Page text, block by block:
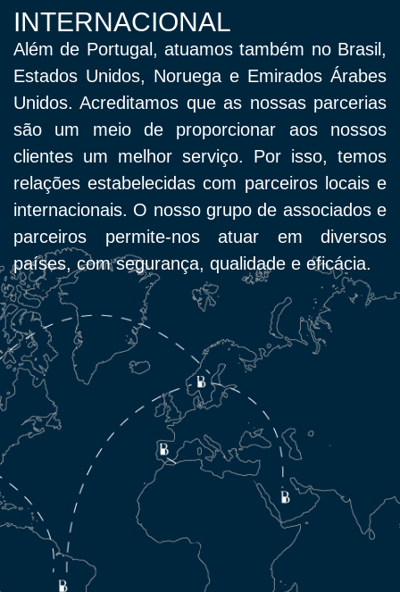
INTERNACIONAL
Além de Portugal, atuamos também no Brasil,
Estados Unidos, Noruega e Emirados Árabes
Unidos. Acreditamos que as nossas parcerias
são um meio de proporcionar aos nossos
clientes um melhor serviço. Por isso, temos
relações estabelecidas com parceiros locais e
internacionais. O nosso grupo de associados e
parceiros permite-nos atuar em diversos
países, com segurança, qualidade e eficácia.